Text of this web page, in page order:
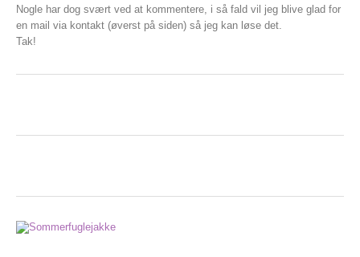
Nogle har dog svært ved at kommentere, i så fald vil jeg blive glad for
en mail via kontakt (øverst på siden) så jeg kan løse det.
Tak!